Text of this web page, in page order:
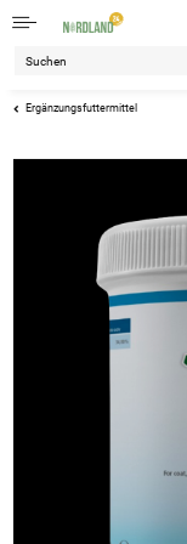
Ergänzungsfuttermittel